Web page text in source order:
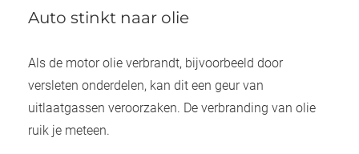
Auto stinkt naar olie
Als de motor olie verbrandt, bijvoorbeeld door
versleten onderdelen, kan dit een geur van
uitlaatgassen veroorzaken. De verbranding van olie
ruik je meteen.